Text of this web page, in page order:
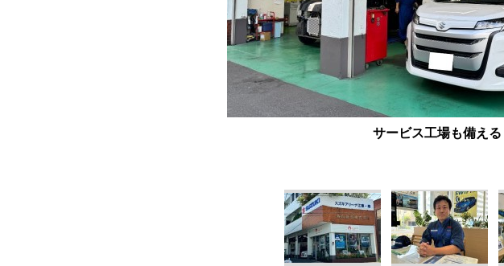
サービス工場も備える